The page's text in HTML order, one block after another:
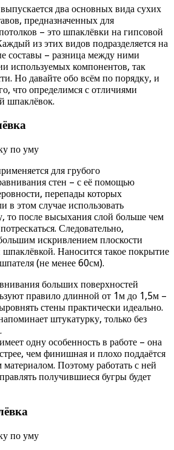
два основных вида сухих
предназначенных для
– это шпаклёвки на гипсовой
из этих видов подразделяется на
составы – разница между ними
используемых компонентов, так
Но давайте обо всём по порядку, и
что определимся с отличиями
шпаклёвок.
для грубого
стен – с её помощью
перепады которых
этом случае использовать
после высыхания слой больше чем
Следовательно,
искривлением плоскости
шпаклёвкой. Наносится такое покрытие
(не менее 60см).
больших поверхностей
правило длинной от 1м до 1,5м –
стены практически идеально.
штукатурку, только без
одну особенность в работе – она
чем финишная и плохо поддаётся
Поэтому работать с ней
получившиеся бугры будет